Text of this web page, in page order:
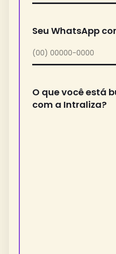
Seu WhatsApp
O que você está
com a Intraliza?